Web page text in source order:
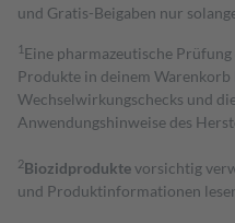
und Gratis-Beigaben nur
1 Eine pharmazeutische
Produkte in deinem
Wechselwirkungschecks und
Anwendungshinweise des
2Biozidproduktevorsichtig
und Produktinformationen